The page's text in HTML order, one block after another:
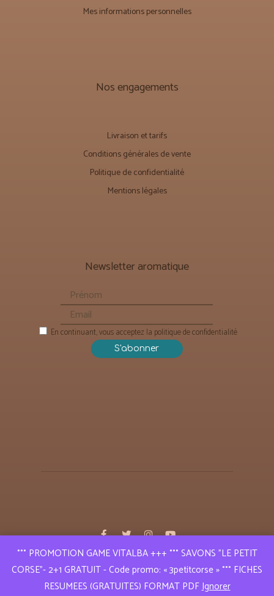
Mes informations personnelles
Nos engagements
Livraison et tarifs
Conditions générales de vente
Politique de confidentialité
Mentions légales
Newsletter aromatique
En continuant, vous acceptez la politique de confidentialité
Puressence Aroma © 2019 | Tous droits réservés
Réalisation A l e x a n d r e L E R E S T
°°° PROMOTION GAME VITALBA +++ °°° SAVONS "LE PETIT
CORSE"- 2+1 GRATUIT - Code promo: « 3petitcorse » °°° FICHES
RESUMEES (GRATUITES) FORMAT PDFIgnorer